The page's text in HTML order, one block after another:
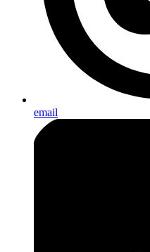
email